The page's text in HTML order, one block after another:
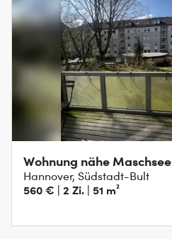
Wohnung nähe Maschsee
Hannover, Südstadt-Bult
560 € | 2 Zi. | 51 m²